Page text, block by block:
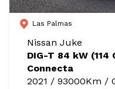
Las Palmas
Nissan Juke
DIG-T 84 kW (114
Connecta
2021 / 93000Km /